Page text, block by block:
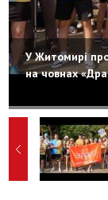
У Житомирі
на човнах